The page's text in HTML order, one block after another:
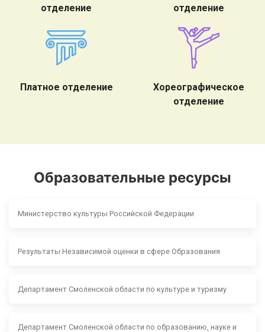
отделение
отделение
Платное отделение
Хореографическое
отделение
Образовательные ресурсы
Министерство культуры Российской Федерации
Результаты Независимой оценки в сфере Образования
Департамент Смоленской области по культуре и туризму
Департамент Смоленской области по образованию, науке и